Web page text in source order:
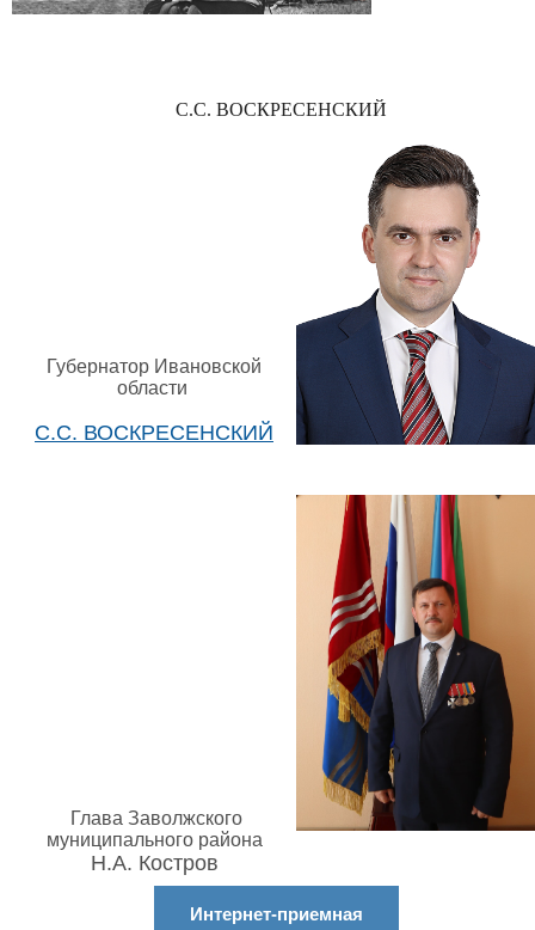
С.С. ВОСКРЕСЕНСКИЙ
Губернатор Ивановской
области
С.С. ВОСКРЕСЕНСКИЙ
Глава Заволжского
муниципального района
Н.А. Костров
Интернет-приемная